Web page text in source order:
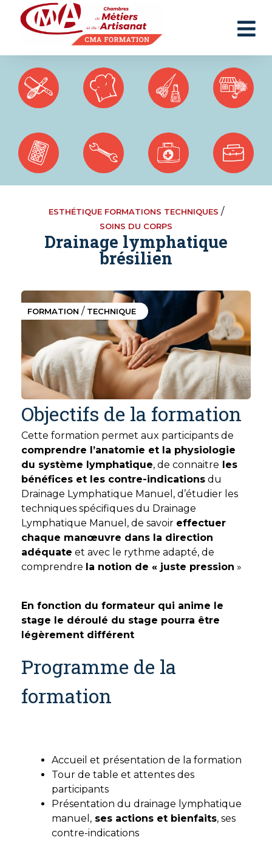
ESTHÉTIQUE FORMATIONS TECHNIQUES /
SOINS DU CORPS
Drainage lymphatique
brésilien
FORMATION / TECHNIQUE
Objectifs de la formation
Cette formation permet aux participants de
comprendre l’anatomie et la physiologie
du système lymphatique, de connaitre les
bénéfices et les contre-indications du
Drainage Lymphatique Manuel, d’étudier les
techniques spécifiques du Drainage
Lymphatique Manuel, de savoir effectuer
chaque manœuvre dans la direction
adéquate et avec le rythme adapté, de
comprendre la notion de « juste pression »
En fonction du formateur qui anime le
stage le déroulé du stage pourra être
légèrement différent
Programme de la
formation
Accueil et présentation de la formation
Tour de table et attentes des
participants
Présentation du drainage lymphatique
manuel, ses actions et bienfaits, ses
contre-indications
Panneau de gestion des cookies